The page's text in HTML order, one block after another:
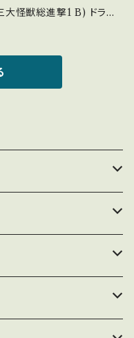
大怪獣総進撃1 B) ドラマ・
B (国内盤/ブックジャケ) *